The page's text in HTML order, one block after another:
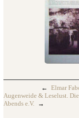
←
Elmar
Augenweide & Leselust.
Abends e.V.
→